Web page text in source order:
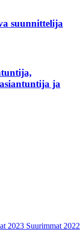
suunnittelija
ja
2023 Suurimmat 2022